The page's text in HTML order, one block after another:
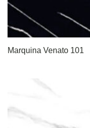
Marquina Venato 101